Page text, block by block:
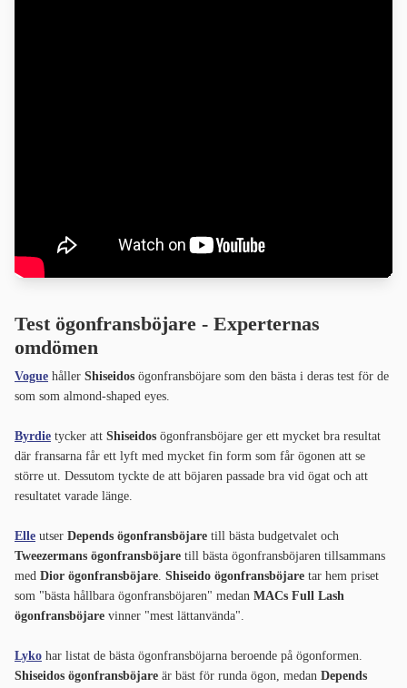
Test ögonfransböjare - Experternas
omdömen
Vogue håller Shiseidos ögonfransböjare som den bästa i deras test för de
som som almond-shaped eyes.
Byrdie tycker att Shiseidos ögonfransböjare ger ett mycket bra resultat
där fransarna får ett lyft med mycket fin form som får ögonen att se
större ut. Dessutom tyckte de att böjaren passade bra vid ögat och att
resultatet varade länge.
Elle utser Depends ögonfransböjare till bästa budgetvalet och
Tweezermans ögonfransböjare till bästa ögonfransböjaren tillsammans
med Dior ögonfransböjare. Shiseido ögonfransböjare tar hem priset
som "bästa hållbara ögonfransböjaren" medan MACs Full Lash
ögonfransböjare vinner "mest lättanvända".
Lyko har listat de bästa ögonfransböjarna beroende på ögonformen.
Shiseidos ögonfransböjare är bäst för runda ögon, medan Depends